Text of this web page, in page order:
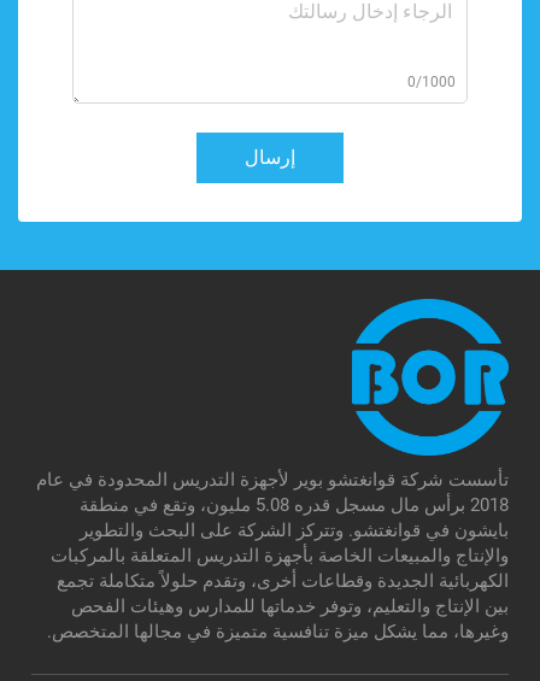
0/1000
إرسال
تأسست شركة قوانغتشو بوير لأجهزة التدريس المحدودة في عام
2018 برأس مال مسجل قدره 5.08 مليون، وتقع في منطقة
بايشون في قوانغتشو. وتتركز الشركة على البحث والتطوير
والإنتاج والمبيعات الخاصة بأجهزة التدريس المتعلقة بالمركبات
الكهربائية الجديدة وقطاعات أخرى، وتقدم حلولاً متكاملة تجمع
بين الإنتاج والتعليم، وتوفر خدماتها للمدارس وهيئات الفحص
وغيرها، مما يشكل ميزة تنافسية متميزة في مجالها المتخصص.